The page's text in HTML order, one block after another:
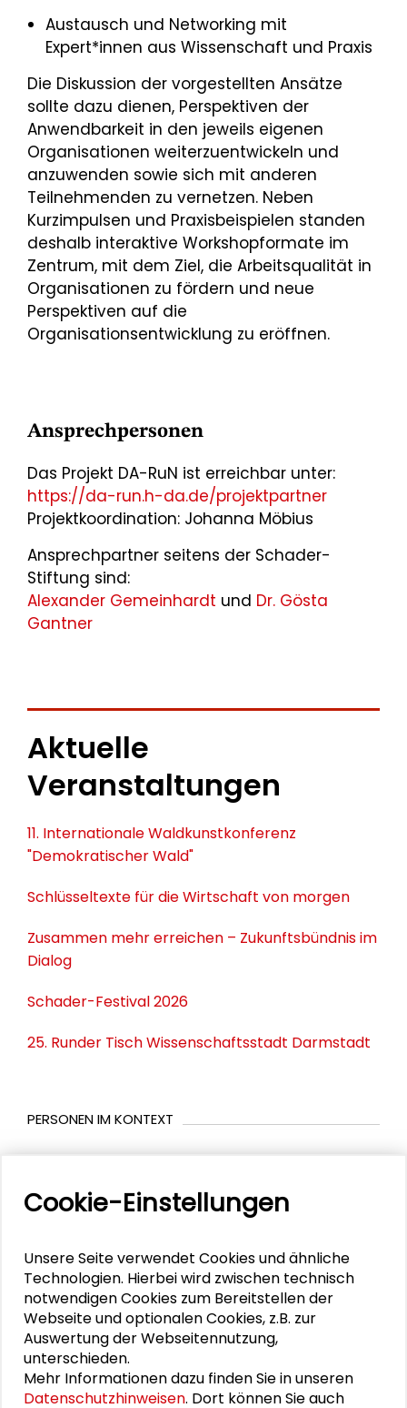
Austausch und Networking mit
Expert*innen aus Wissenschaft und Praxis
Die Diskussion der vorgestellten Ansätze
sollte dazu dienen, Perspektiven der
Anwendbarkeit in den jeweils eigenen
Organisationen weiterzuentwickeln und
anzuwenden sowie sich mit anderen
Teilnehmenden zu vernetzen. Neben
Kurzimpulsen und Praxisbeispielen standen
deshalb interaktive Workshopformate im
Zentrum, mit dem Ziel, die Arbeitsqualität in
Organisationen zu fördern und neue
Perspektiven auf die
Organisationsentwicklung zu eröffnen.
Ansprechpersonen
Das Projekt DA-RuN ist erreichbar unter:
https://da-run.h-da.de/projektpartner
Projektkoordination: Johanna Möbius
Ansprechpartner seitens der Schader-
Stiftung sind:
Alexander Gemeinhardt und Dr. Gösta
Gantner
Aktuelle
Veranstaltungen
11. Internationale Waldkunstkonferenz
"Demokratischer Wald"
Schlüsseltexte für die Wirtschaft von morgen
Zusammen mehr erreichen – Zukunftsbündnis im
Dialog
Schader-Festival 2026
25. Runder Tisch Wissenschaftsstadt Darmstadt
PERSONEN IM KONTEXT
DOWNLOADS
Prospekt der Abschlussveranstaltung
BILDERGALERIE
Cookie-Einstellungen
Unsere Seite verwendet Cookies und ähnliche
Technologien. Hierbei wird zwischen technisch
notwendigen Cookies zum Bereitstellen der
Webseite und optionalen Cookies, z.B. zur
Auswertung der Webseitennutzung,
unterschieden.
Mehr Informationen dazu finden Sie in unseren
Datenschutzhinweisen. Dort können Sie auch